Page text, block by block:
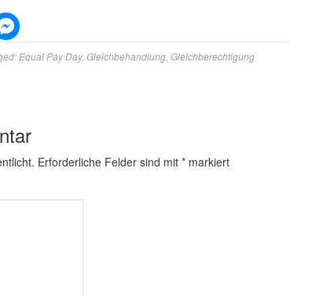
Equal Pay Day, Gleichbehandlung Gleichberechtigung
Erforderliche Felder sind mit * markiert